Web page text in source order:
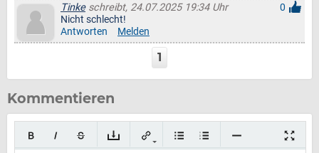
Tinkeschreibt, 24.07.2025 19:34 Uhr
0
Nicht schlecht!
Antworten
Melden
1
Kommentieren